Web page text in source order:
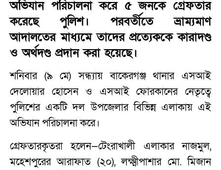
অভিযান পরিচালনা করে ৫ জনকে গ্রেফতার
করেছে পুলিশ। পরবর্তীতে ভ্রাম্যমাণ
আদালতের মাধ্যমে তাদের প্রত্যেককে কারাদণ্ড
ও অর্থদণ্ড প্রদান করা হয়েছে।
শনিবার (৯ মে) সন্ধ্যায় বাকেরগঞ্জ থানার এসআই
দেলোয়ার হোসেন ও এসআই ফোরকানের নেতৃত্বে
পুলিশের একটি দল উপজেলার বিভিন্ন এলাকায় এই
অভিযান পরিচালনা করে।
গ্রেফতারকৃতরা হলেন—টেংরাখালী এলাকার নাজমুল,
মহেশপুরের আরাফাত (২০), লক্ষ্মীপাশার মো. মিজান